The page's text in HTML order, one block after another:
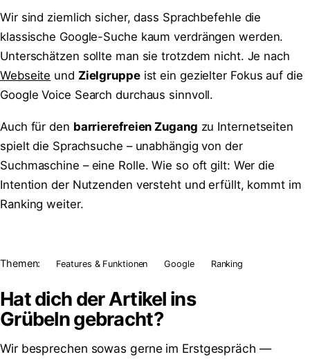
Wir sind ziemlich sicher, dass Sprachbefehle die
klassische Google-Suche kaum verdrängen werden.
Unterschätzen sollte man sie trotzdem nicht. Je nach
Webseite und Zielgruppeist ein gezielter Fokus auf die
Google Voice Search durchaus sinnvoll.
Auch für den barrierefreien Zugang zu Internetseiten
spielt die Sprachsuche – unabhängig von der
Suchmaschine – eine Rolle. Wie so oft gilt: Wer die
Intention der Nutzenden versteht und erfüllt, kommt im
Ranking weiter.
Themen: Features & Funktionen Google Ranking
Hat dich der Artikel ins
Grübelngebracht?
Wir besprechen sowas gerne im Erstgespräch —